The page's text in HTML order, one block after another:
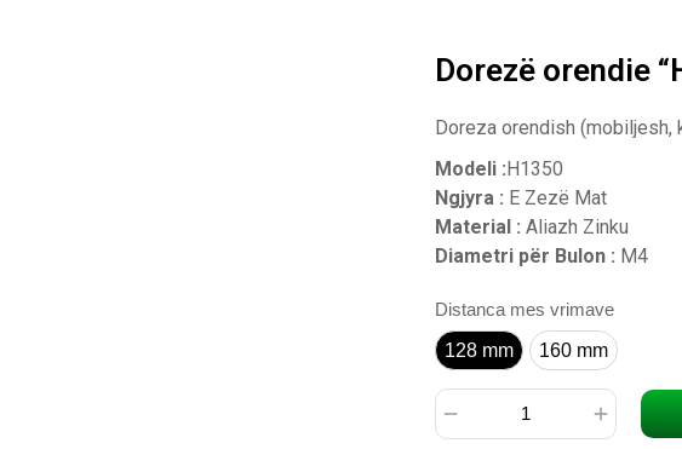
Dorezë orendie
Doreza orendish (mobiljesh,
Modeli :H1350
Ngjyra : E Zezë Mat
Material : Aliazh Zinku
Diametri për Bulon : M4
Distanca mes vrimave
128 mm
160 mm
128 mm 160 mm